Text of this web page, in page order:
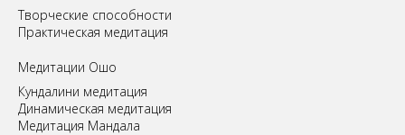
Творческие способности
Практическая медитация
Медитации Ошо
Кундалини медитация
Динамическая медитация
Медитация Мандала